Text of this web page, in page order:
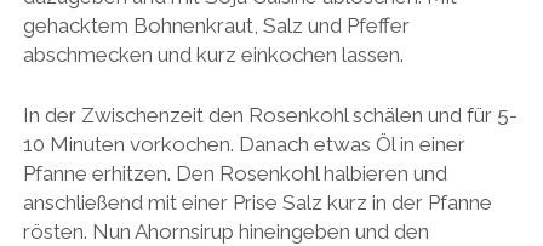
gehacktem Bohnenkraut, Salz und Pfeffer
abschmecken und kurz einkochen lassen.
In der Zwischenzeit den Rosenkohl schälen und für 5-
10 Minuten vorkochen. Danach etwas Öl in einer
Pfanne erhitzen. Den Rosenkohl halbieren und
anschließend mit einer Prise Salz kurz in der Pfanne
rösten. Nun Ahornsirup hineingeben und den